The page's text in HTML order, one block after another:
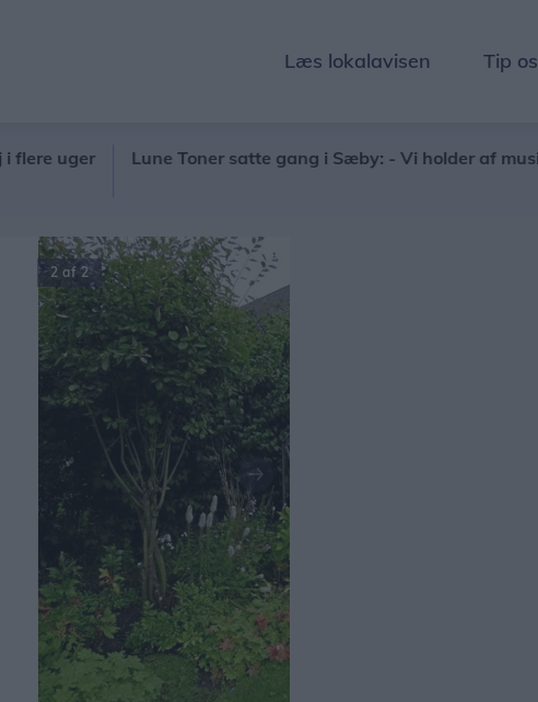
Læs lokalavisen Tip os
Lune Toner satte gang i Sæby: - Vi holder af musikken
Næste